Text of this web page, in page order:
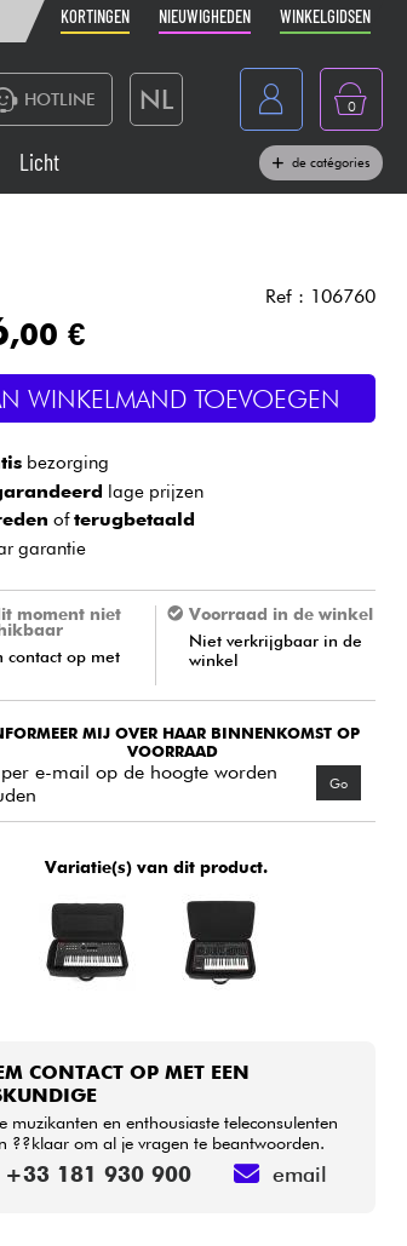
KORTINGEN NIEUWIGHEDEN WINKELGIDSEN
HOTLINE NL 0
& toebehoren
Licht
de catégories
Ref : 106760
,00 €
WINKELMAND TOEVOEGEN
bezorging
lage prijzen
ofterugbetaald
garantie
moment niet
contact op met
Voorraad in de winkel
Niet verkrijgbaar in de
winkel
MIJ OVER HAAR BINNENKOMST OP
VOORRAAD
e-mail op de hoogte worden
Go
Variatie(s) van dit product.
CONTACT OP MET EEN
muzikanten en enthousiaste teleconsulenten
??klaar om al je vragen te beantwoorden.
+33 181 930 900 email